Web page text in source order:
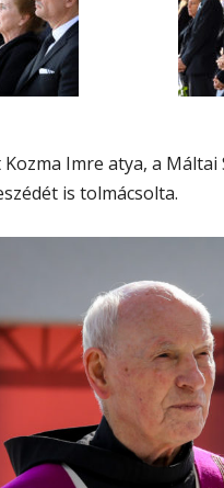
Imre atya, a
is tolmácsolta.